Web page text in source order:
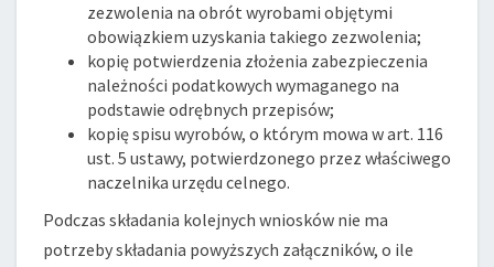
zezwolenia na obrót wyrobami objętymi
obowiązkiem uzyskania takiego zezwolenia;
kopię potwierdzenia złożenia zabezpieczenia
należności podatkowych wymaganego na
podstawie odrębnych przepisów;
kopię spisu wyrobów, o którym mowa w art. 116
ust. 5 ustawy, potwierdzonego przez właściwego
naczelnika urzędu celnego.
Podczas składania kolejnych wniosków nie ma
potrzeby składania powyższych załączników, o ile